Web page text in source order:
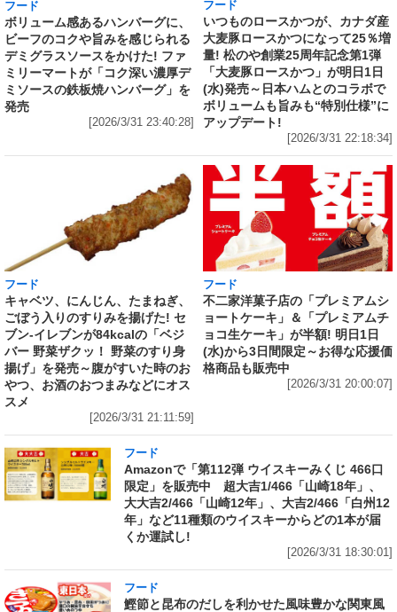
フード
ボリューム感あるハンバーグに、
ビーフのコクや旨みを感じられる
デミグラスソースをかけた! ファ
ミリーマートが「コク深い濃厚デ
ミソースの鉄板焼ハンバーグ」を
発売
[2026/3/31 23:40:28]
フード
いつものロースかつが、カナダ産
大麦豚ロースかつになって25％増
量! 松のや創業25周年記念第1弾
「大麦豚ロースかつ」が明日1日
(水)発売～日本ハムとのコラボで
ボリュームも旨みも“特別仕様”に
アップデート!
[2026/3/31 22:18:34]
フード
キャベツ、にんじん、たまねぎ、
ごぼう入りのすりみを揚げた! セ
ブン‐イレブンが84kcalの「ベジ
バー 野菜ザクッ！ 野菜のすり身
揚げ」を発売～腹がすいた時のお
やつ、お酒のおつまみなどにオス
スメ
[2026/3/31 21:11:59]
フード
不二家洋菓子店の「プレミアムシ
ョートケーキ」＆「プレミアムチ
ョコ生ケーキ」が半額! 明日1日
(水)から3日間限定～お得な応援価
格商品も販売中
[2026/3/31 20:00:07]
フード
Amazonで「第112弾 ウイスキーみくじ 466口
限定」を販売中 超大吉1/466「山崎18年」、
大大吉2/466「山崎12年」、大吉2/466「白州12
年」など11種類のウイスキーからどの1本が届
くか運試し!
[2026/3/31 18:30:01]
フード
鰹節と昆布のだしを利かせた風味豊かな関東風